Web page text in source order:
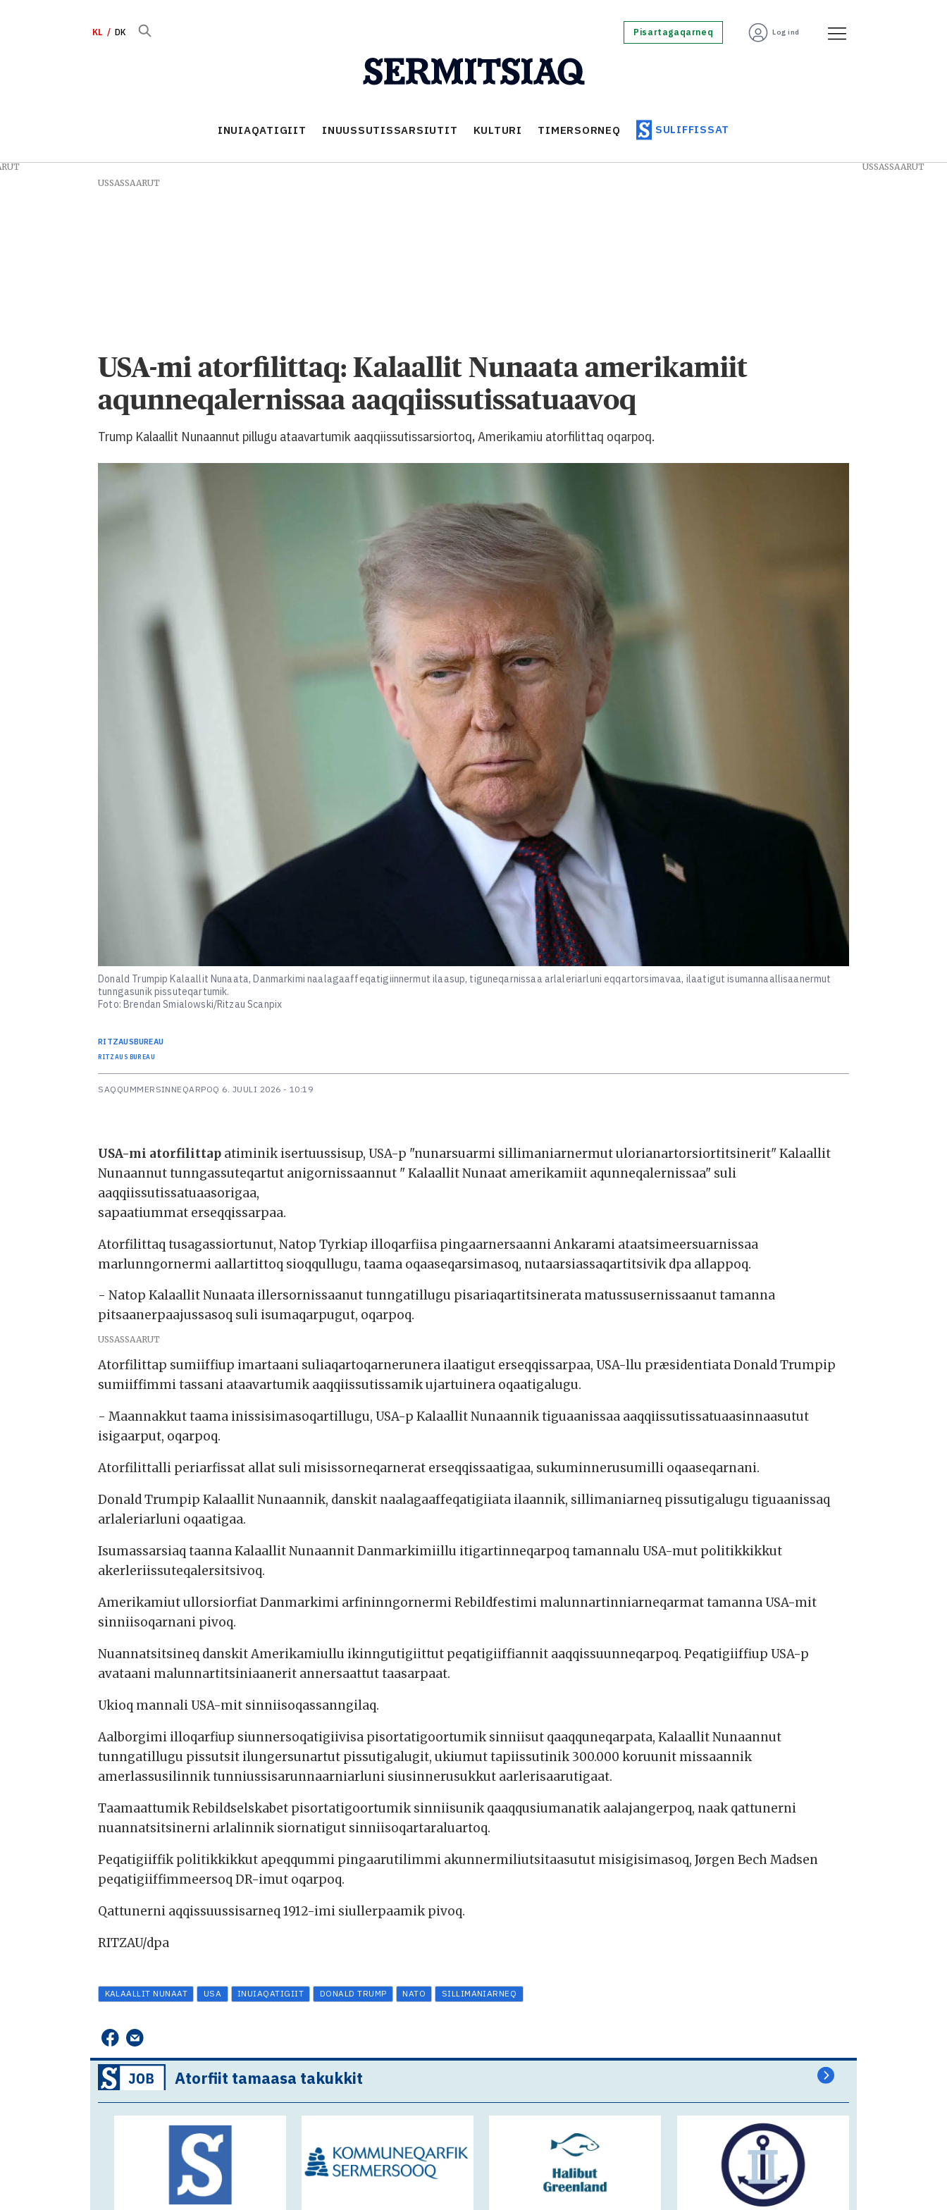
KL DK Pisartagaqarneq Log ind
INUIAQATIGIIT INUUSSUTISSARSIUTIT KULTURI TIMERSORNEQ SULIFFISSAT
USSASSAARUT
USA-mi atorfilittaq: Kalaallit Nunaata amerikamiit
aqunneqalernissaa aaqqiissutissatuaavoq
Trump Kalaallit Nunaannut pillugu ataavartumik aaqqiissutissarsiortoq, Amerikamiu atorfilittaq oqarpoq.
Donald Trumpip Kalaallit Nunaata, Danmarkimi naalagaaffeqatigiinnermut ilaasup, tiguneqarnissaa arlaleriarluni eqqartorsimavaa, ilaatigut isumannaallisaanermut
tunngasunik pissuteqartumik.
Foto: Brendan Smialowski/Ritzau Scanpix
RITZAUSBUREAU
RITZAUS BUREAU
SAQQUMMERSINNEQARPOQ 6. JUULI 2026 - 10:19
USA-mi atorfilittap atiminik isertuussisup, USA-p "nunarsuarmi sillimaniarnermut ulorianartorsiortitsinerit" Kalaallit
Nunaannut tunngassuteqartut anigornissaannut " Kalaallit Nunaat amerikamiit aqunneqalernissaa" suli
aaqqiissutissatuaasorigaa,
sapaatiummat erseqqissarpaa.
Atorfilittaq tusagassiortunut, Natop Tyrkiap illoqarfiisa pingaarnersaanni Ankarami ataatsimeersuarnissaa
marlunngornermi aallartittoq sioqqullugu, taama oqaaseqarsimasoq, nutaarsiassaqartitsivik dpa allappoq.
- Natop Kalaallit Nunaata illersornissaanut tunngatillugu pisariaqartitsinerata matussusernissaanut tamanna
pitsaanerpaajussasoq suli isumaqarpugut, oqarpoq.
USSASSAARUT
Atorfilittap sumiiffiup imartaani suliaqartoqarnerunera ilaatigut erseqqissarpaa, USA-llu præsidentiata Donald Trumpip
sumiiffimmi tassani ataavartumik aaqqiissutissamik ujartuinera oqaatigalugu.
- Maannakkut taama inissisimasoqartillugu, USA-p Kalaallit Nunaannik tiguaanissaa aaqqiissutissatuaasinnaasutut
isigaarput, oqarpoq.
Atorfilittalli periarfissat allat suli misissorneqarnerat erseqqissaatigaa, sukuminnerusumilli oqaaseqarnani.
Donald Trumpip Kalaallit Nunaannik, danskit naalagaaffeqatigiiata ilaannik, sillimaniarneq pissutigalugu tiguaanissaq
arlaleriarluni oqaatigaa.
Isumassarsiaq taanna Kalaallit Nunaannit Danmarkimiillu itigartinneqarpoq tamannalu USA-mut politikkikkut
akerleriissuteqalersitsivoq.
Amerikamiut ullorsiorfiat Danmarkimi arfininngornermi Rebildfestimi malunnartinniarneqarmat tamanna USA-mit
sinniisoqarnani pivoq.
Nuannatsitsineq danskit Amerikamiullu ikinngutigiittut peqatigiiffiannit aaqqissuunneqarpoq. Peqatigiiffiup USA-p
avataani malunnartitsiniaanerit annersaattut taasarpaat.
Ukioq mannali USA-mit sinniisoqassanngilaq.
Aalborgimi illoqarfiup siunnersoqatigiivisa pisortatigoortumik sinniisut qaaqquneqarpata, Kalaallit Nunaannut
tunngatillugu pissutsit ilungersunartut pissutigalugit, ukiumut tapiissutinik 300.000 koruunit missaannik
amerlassusilinnik tunniussisarunnaarniarluni siusinnerusukkut aarlerisaarutigaat.
Taamaattumik Rebildselskabet pisortatigoortumik sinniisunik qaaqqusiumanatik aalajangerpoq, naak qattunerni
nuannatsitsinerni arlalinnik siornatigut sinniisoqartaraluartoq.
Peqatigiiffik politikkikkut apeqqummi pingaarutilimmi akunnermiliutsitaasutut misigisimasoq, Jørgen Bech Madsen
peqatigiiffimmeersoq DR-imut oqarpoq.
Qattunerni aqqissuussisarneq 1912-imi siullerpaamik pivoq.
RITZAU/dpa
KALAALLIT NUNAAT USA INUIAQATIGIIT DONALD TRUMP NATO SILLIMANIARNEQ
Atorfiit tamaasa takukkit
USSASSAARUT